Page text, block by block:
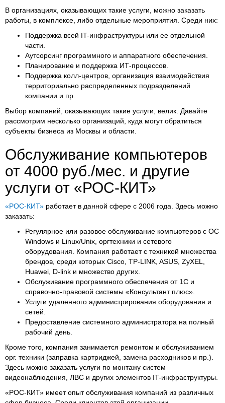
В организациях, оказывающих такие услуги, можно заказать
работы, в комплексе, либо отдельные мероприятия. Среди них:
Поддержка всей IT-инфраструктуры или ее отдельной
части.
Аутсорсинг программного и аппаратного обеспечения.
Планирование и поддержка ИТ-процессов.
Поддержка колл-центров, организация взаимодействия
территориально распределенных подразделений
компании и пр.
Выбор компаний, оказывающих такие услуги, велик. Давайте
рассмотрим несколько организаций, куда могут обратиться
субъекты бизнеса из Москвы и области.
Обслуживание компьютеров
от 4000 руб./мес. и другие
услуги от «РОС-КИТ»
«РОС-КИТ» работает в данной сфере с 2006 года. Здесь можно
заказать:
Регулярное или разовое обслуживание компьютеров с ОС
Windows и Linux/Unix, оргтехники и сетевого
оборудования. Компания работает с техникой множества
брендов, среди которых Cisco, TP-LINK, ASUS, ZyXEL,
Huawei, D-link и множество других.
Обслуживание программного обеспечения от 1С и
справочно-правовой системы «Консультант плюс».
Услуги удаленного администрирования оборудования и
сетей.
Предоставление системного администратора на полный
рабочий день.
Кроме того, компания занимается ремонтом и обслуживанием
орг. техники (заправка картриджей, замена расходников и пр.).
Здесь можно заказать услуги по монтажу систем
видеонаблюдения, ЛВС и других элементов IT-инфраструктуры.
«РОС-КИТ» имеет опыт обслуживания компаний из различных